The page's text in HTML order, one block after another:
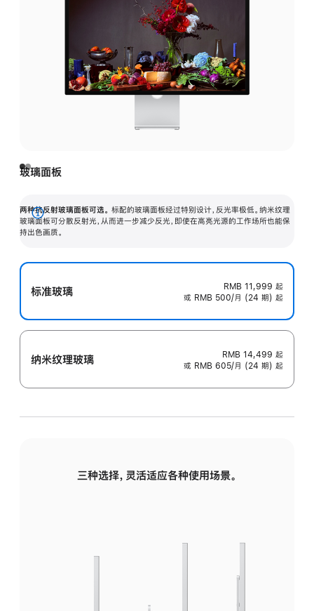
玻璃面板
两种抗反射玻璃面板可选。 标配的玻璃面板经过特别设计，反光率极低。纳米纹理
玻璃面板可分散反射光，从而进一步减少反光，即使在高亮光源的工作场所也能保
持出色画质。
展
开
标准玻璃 RMB 11,999 起
或 RMB 500/月 (24 期) 起
纳米纹理玻璃 RMB 14,499 起
或 RMB 605/月 (24 期) 起
三种选择，灵活适应各种使用场景。